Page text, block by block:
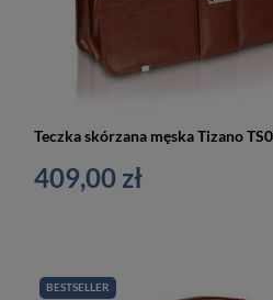
409,00 zł
BESTSELLER